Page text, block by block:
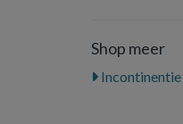
Shop meer
Incontinentie